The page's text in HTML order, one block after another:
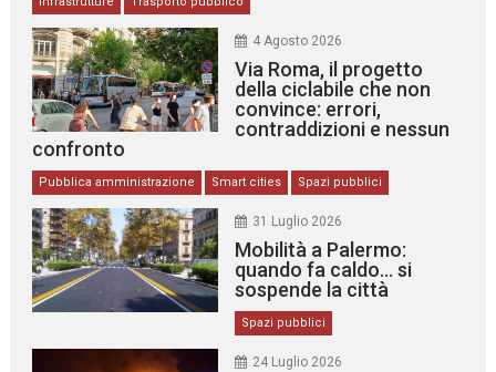
4 Agosto 2026
Via Roma, il progetto
della ciclabile che non
convince: errori,
contraddizioni e nessun
confronto
Pubblica amministrazione Smart cities Spazi pubblici
31 Luglio 2026
Mobilità a Palermo:
quando fa caldo… si
sospende la città
Spazi pubblici
24 Luglio 2026